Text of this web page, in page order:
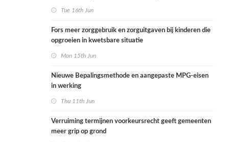
Tue 16th Jun
Fors meer zorggebruik en zorguitgaven bij kinderen die
opgroeien in kwetsbare situatie
Mon 15th Jun
Nieuwe Bepalingsmethode en aangepaste MPG-eisen
in werking
Thu 11th Jun
Verruiming termijnen voorkeursrecht geeft gemeenten
meer grip op grond